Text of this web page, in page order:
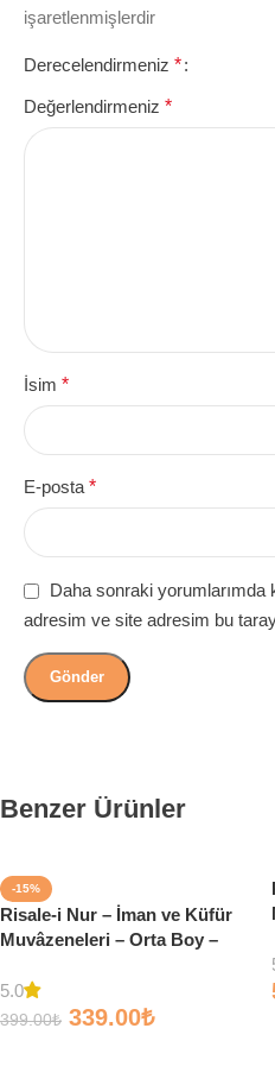
işaretlenmişlerdir
Derecelendirmeniz *
Değerlendirmeniz *
İsim *
E-posta *
Daha sonraki yorumlarımda
adresim ve site adresim bu
Benzer Ürünler
-15%
Risale-i Nur – İman ve Küfür
Muvâzeneleri – Orta Boy –
5.0
399.00₺ 339.00₺